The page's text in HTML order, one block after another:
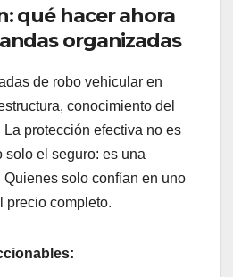
qué hacer ahora
organizadas
de robo vehicular en
conocimiento del
protección efectiva no es
solo el seguro: es una
solo confían en uno
precio completo.